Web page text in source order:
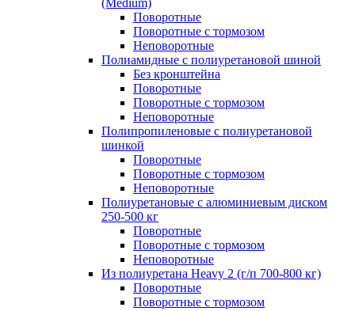
Поворотные
Поворотные с тормозом
Неповоротные
Полиамидные с полиуретановой шиной
Без кронштейна
Поворотные
Поворотные с тормозом
Неповоротные
Полипропиленовые с полиуретановой
шинкой
Поворотные
Поворотные с тормозом
Неповоротные
Полиуретановые с алюминиевым диском
250-500 кг
Поворотные
Поворотные с тормозом
Неповоротные
Из полиуретана Heavy 2 (г/п 700-800 кг)
Поворотные
Поворотные с тормозом